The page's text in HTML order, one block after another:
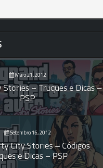
Maio 21, 2012
Stories – Truques e Dicas –
PSP
Setembro 16, 2012
City Stories – Códigos
e Dicas – PSP